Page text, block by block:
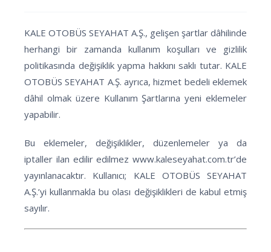
KALE OTOBÜS SEYAHAT A.Ş., gelişen şartlar dâhilinde
herhangi bir zamanda kullanım koşulları ve gizlilik
politikasında değişiklik yapma hakkını saklı tutar. KALE
OTOBÜS SEYAHAT A.Ş. ayrıca, hizmet bedeli eklemek
dâhil olmak üzere Kullanım Şartlarına yeni eklemeler
yapabilir.
Bu eklemeler, değişiklikler, düzenlemeler ya da
iptaller ilan edilir edilmez www.kaleseyahat.com.tr’de
yayınlanacaktır. Kullanıcı; KALE OTOBÜS SEYAHAT
A.Ş.’yi kullanmakla bu olası değişiklikleri de kabul etmiş
sayılır.